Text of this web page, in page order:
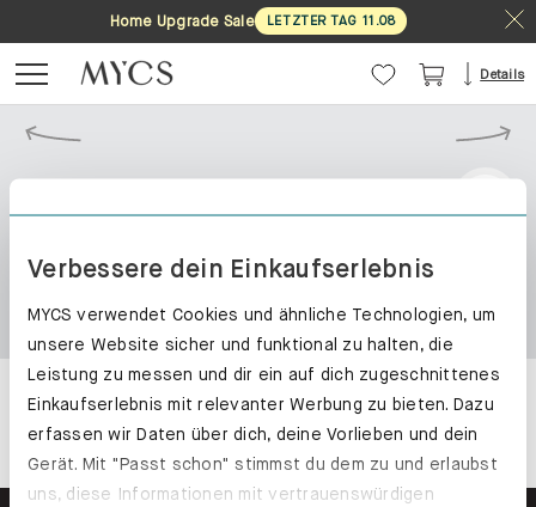
Verbessere dein Einkaufserlebnis
MYCS verwendet Cookies und ähnliche Technologien, um
unsere Website sicher und funktional zu halten, die
Leistung zu messen und dir ein auf dich zugeschnittenes
Einkaufserlebnis mit relevanter Werbung zu bieten. Dazu
erfassen wir Daten über dich, deine Vorlieben und dein
Gerät. Mit "Passt schon" stimmst du dem zu und erlaubst
uns, diese Informationen mit vertrauenswürdigen
Home Upgrade Sale LETZTER TAG 11 .08
Details